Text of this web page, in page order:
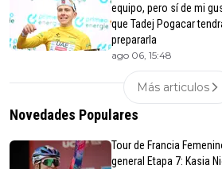
equipo, pero sí de mi
que Tadej Pogacar
prepararla
ago 06, 15:48
Más articulos
Novedades Populares
Tour de Francia
general Etapa 7: Kasia